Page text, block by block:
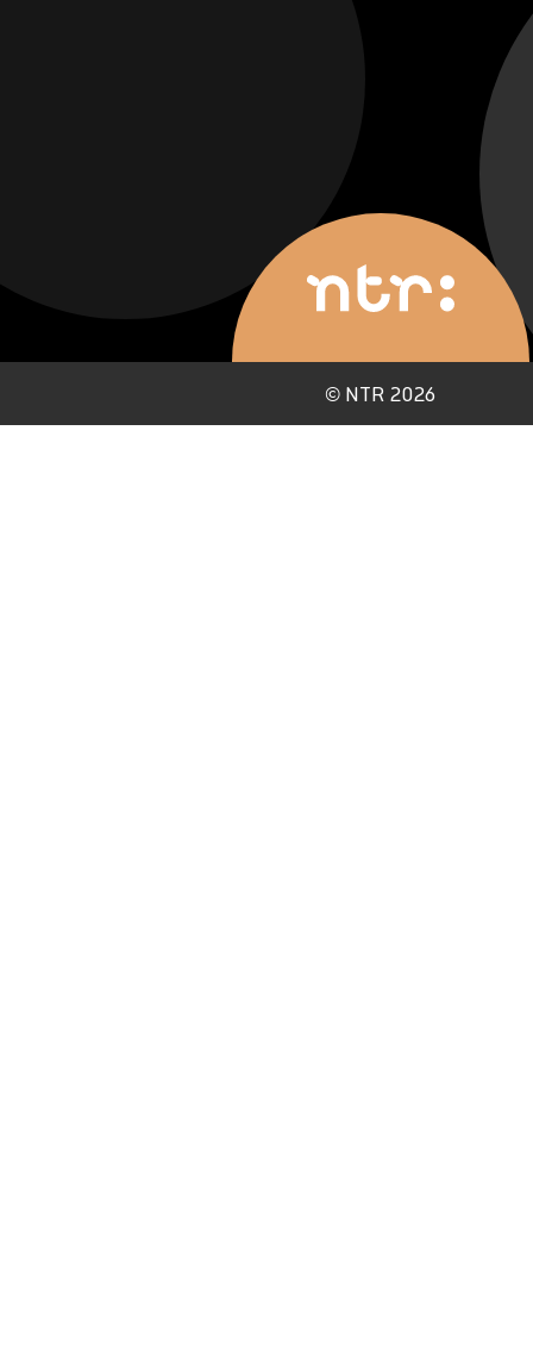
© NTR 2026